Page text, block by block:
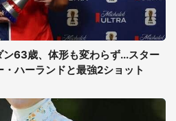
63歳、体形も変わらず...スター
ハーランドと最強2ショット